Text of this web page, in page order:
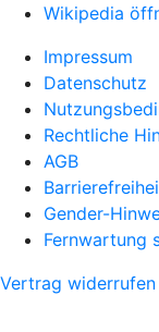
Wikipedia
Impressum
Datenschutz
Rechtliche
AGB
Gender-
Fernwartung
Vertrag widerrufen